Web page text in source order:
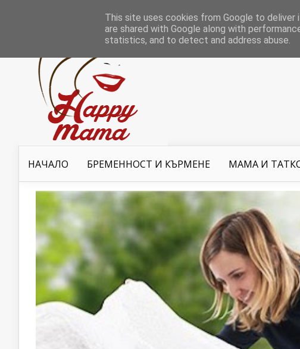
НАЧАЛО БРЕМЕННОСТ И КЪРМЕНЕ МАМА И
This site uses cookies from Google to deliver
are shared with Google along with
statistics, and to detect and address abuse.